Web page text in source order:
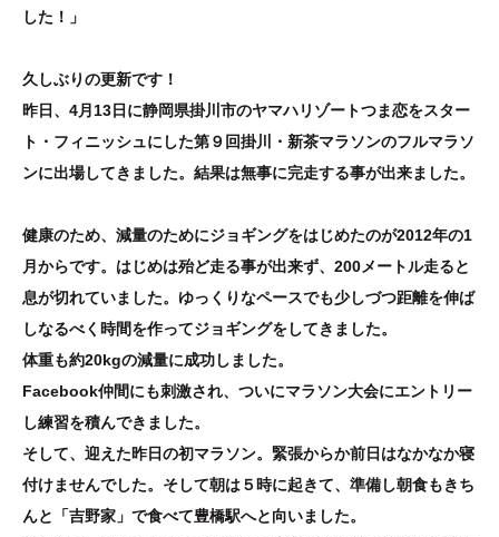
した！」
久しぶりの更新です！
昨日、4月13日に静岡県掛川市のヤマハリゾートつま恋をスター
ト・フィニッシュにした第９回掛川・新茶マラソンのフルマラソ
ンに出場してきました。結果は無事に完走する事が出来ました。
健康のため、減量のためにジョギングをはじめたのが2012年の1
月からです。はじめは殆ど走る事が出来ず、200メートル走ると
息が切れていました。ゆっくりなペースでも少しづつ距離を伸ば
しなるべく時間を作ってジョギングをしてきました。
体重も約20kgの減量に成功しました。
Facebook仲間にも刺激され、ついにマラソン大会にエントリー
し練習を積んできました。
そして、迎えた昨日の初マラソン。緊張からか前日はなかなか寝
付けませんでした。そして朝は５時に起きて、準備し朝食もきち
んと「吉野家」で食べて豊橋駅へと向いました。